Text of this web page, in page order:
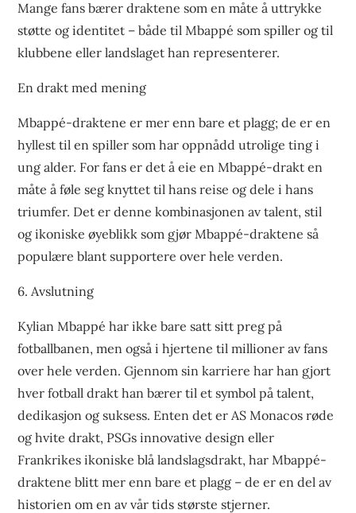
Mange fans bærer draktene som en måte å uttrykke
støtte og identitet – både til Mbappé som spiller og til
klubbene eller landslaget han representerer.
En drakt med mening
Mbappé-draktene er mer enn bare et plagg; de er en
hyllest til en spiller som har oppnådd utrolige ting i
ung alder. For fans er det å eie en Mbappé-drakt en
måte å føle seg knyttet til hans reise og dele i hans
triumfer. Det er denne kombinasjonen av talent, stil
og ikoniske øyeblikk som gjør Mbappé-draktene så
populære blant supportere over hele verden.
6. Avslutning
Kylian Mbappé har ikke bare satt sitt preg på
fotballbanen, men også i hjertene til millioner av fans
over hele verden. Gjennom sin karriere har han gjort
hver fotball drakt han bærer til et symbol på talent,
dedikasjon og suksess. Enten det er AS Monacos røde
og hvite drakt, PSGs innovative design eller
Frankrikes ikoniske blå landslagsdrakt, har Mbappé-
draktene blitt mer enn bare et plagg – de er en del av
historien om en av vår tids største stjerner.